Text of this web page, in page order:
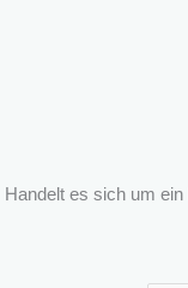
Handelt es sich um